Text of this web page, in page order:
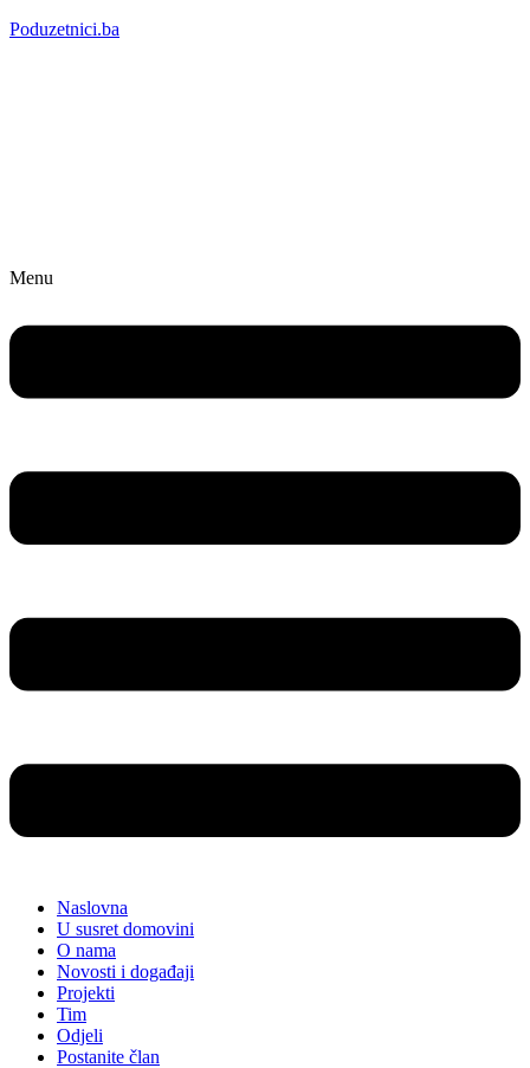
Poduzetnici.ba
Menu
Naslovna
U susret domovini
O nama
Novosti i događaji
Projekti
Tim
Odjeli
Postanite član